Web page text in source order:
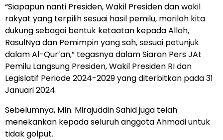
“Siapapun nanti Presiden, Wakil Presiden dan wakil
rakyat yang terpilih sesuai hasil pemilu, marilah kita
dukung sebagai bentuk ketaatan kepada Allah,
RasulNya dan Pemimpin yang sah, sesuai petunjuk
dalam Al-Qur’an,” tegasnya dalam Siaran Pers JAI:
Pemilu Langsung Presiden, Wakil Presiden RI dan
Legislatif Periode 2024-2029 yang diterbitkan pada 31
Januari 2024.
Sebelumnya, Mln. Mirajuddin Sahid juga telah
menekankan kepada seluruh anggota Ahmadi untuk
tidak golput.